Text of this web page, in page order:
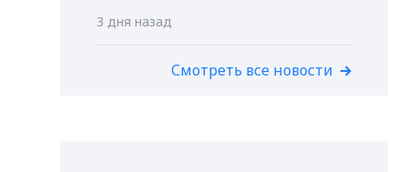
3 дня назад
Смотреть все новости